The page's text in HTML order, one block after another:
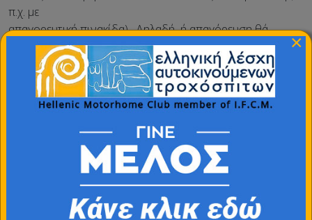
π.χ. με
απαγορευτική πινακίδα).Δηλαδήή απαγόρευση θά
πρέπει νά
υπάρχει εντός αυτής τής διάταξης (ΚΟΚ) καί όχι
απαγόρευση με
άλλο νόμο.
παρ. 6, όπου νόμιμα μπορούμε νά σταθμευουμε χωρίς
όσα οχήματα είναι έως 7,50 μ., τα άνω τών 7,50 μ. ως 24
×